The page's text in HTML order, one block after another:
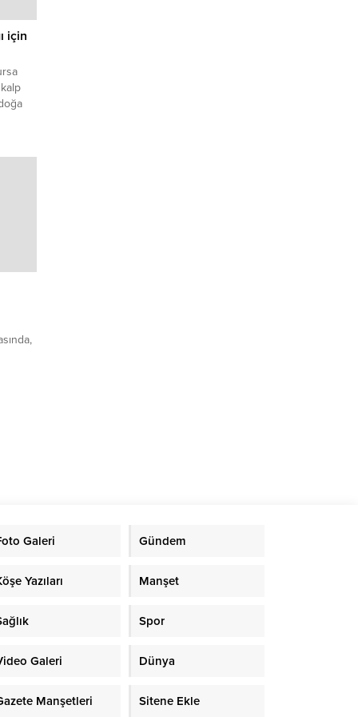
için
Galeri Gündem
Yazıları Manşet
Spor
Galeri Dünya
Manşetleri Sitene Ekle